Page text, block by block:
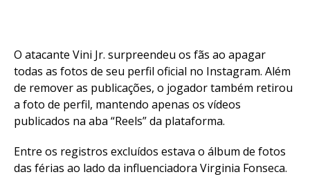
O atacante Vini Jr. surpreendeu os fãs ao apagar
todas as fotos de seu perfil oficial no Instagram. Além
de remover as publicações, o jogador também retirou
a foto de perfil, mantendo apenas os vídeos
publicados na aba “Reels” da plataforma.
Entre os registros excluídos estava o álbum de fotos
das férias ao lado da influenciadora Virginia Fonseca.